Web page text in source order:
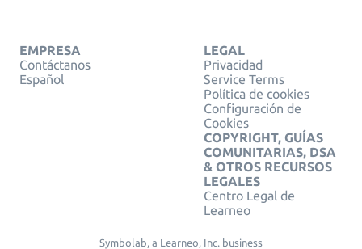
EMPRESA
Contáctanos
Español
LEGAL
Privacidad
Service Terms
Política de cookies
Configuración de
Cookies
COPYRIGHT, GUÍAS
COMUNITARIAS, DSA
& OTROS RECURSOS
LEGALES
Centro Legal de
Learneo
Symbolab, a Learneo, Inc. business